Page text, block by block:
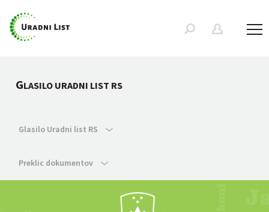
GLASILO URADNI LIST RS
Glasilo Uradni list RS
Preklic dokumentov